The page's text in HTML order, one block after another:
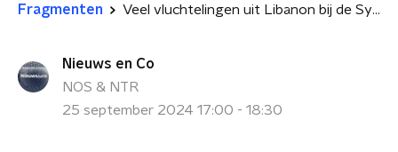
Fragmenten Veel vluchtelingen uit Libanon bij de Syrische grens
Nieuws en Co
NOS & NTR
25 september 2024 17:00 - 18:30